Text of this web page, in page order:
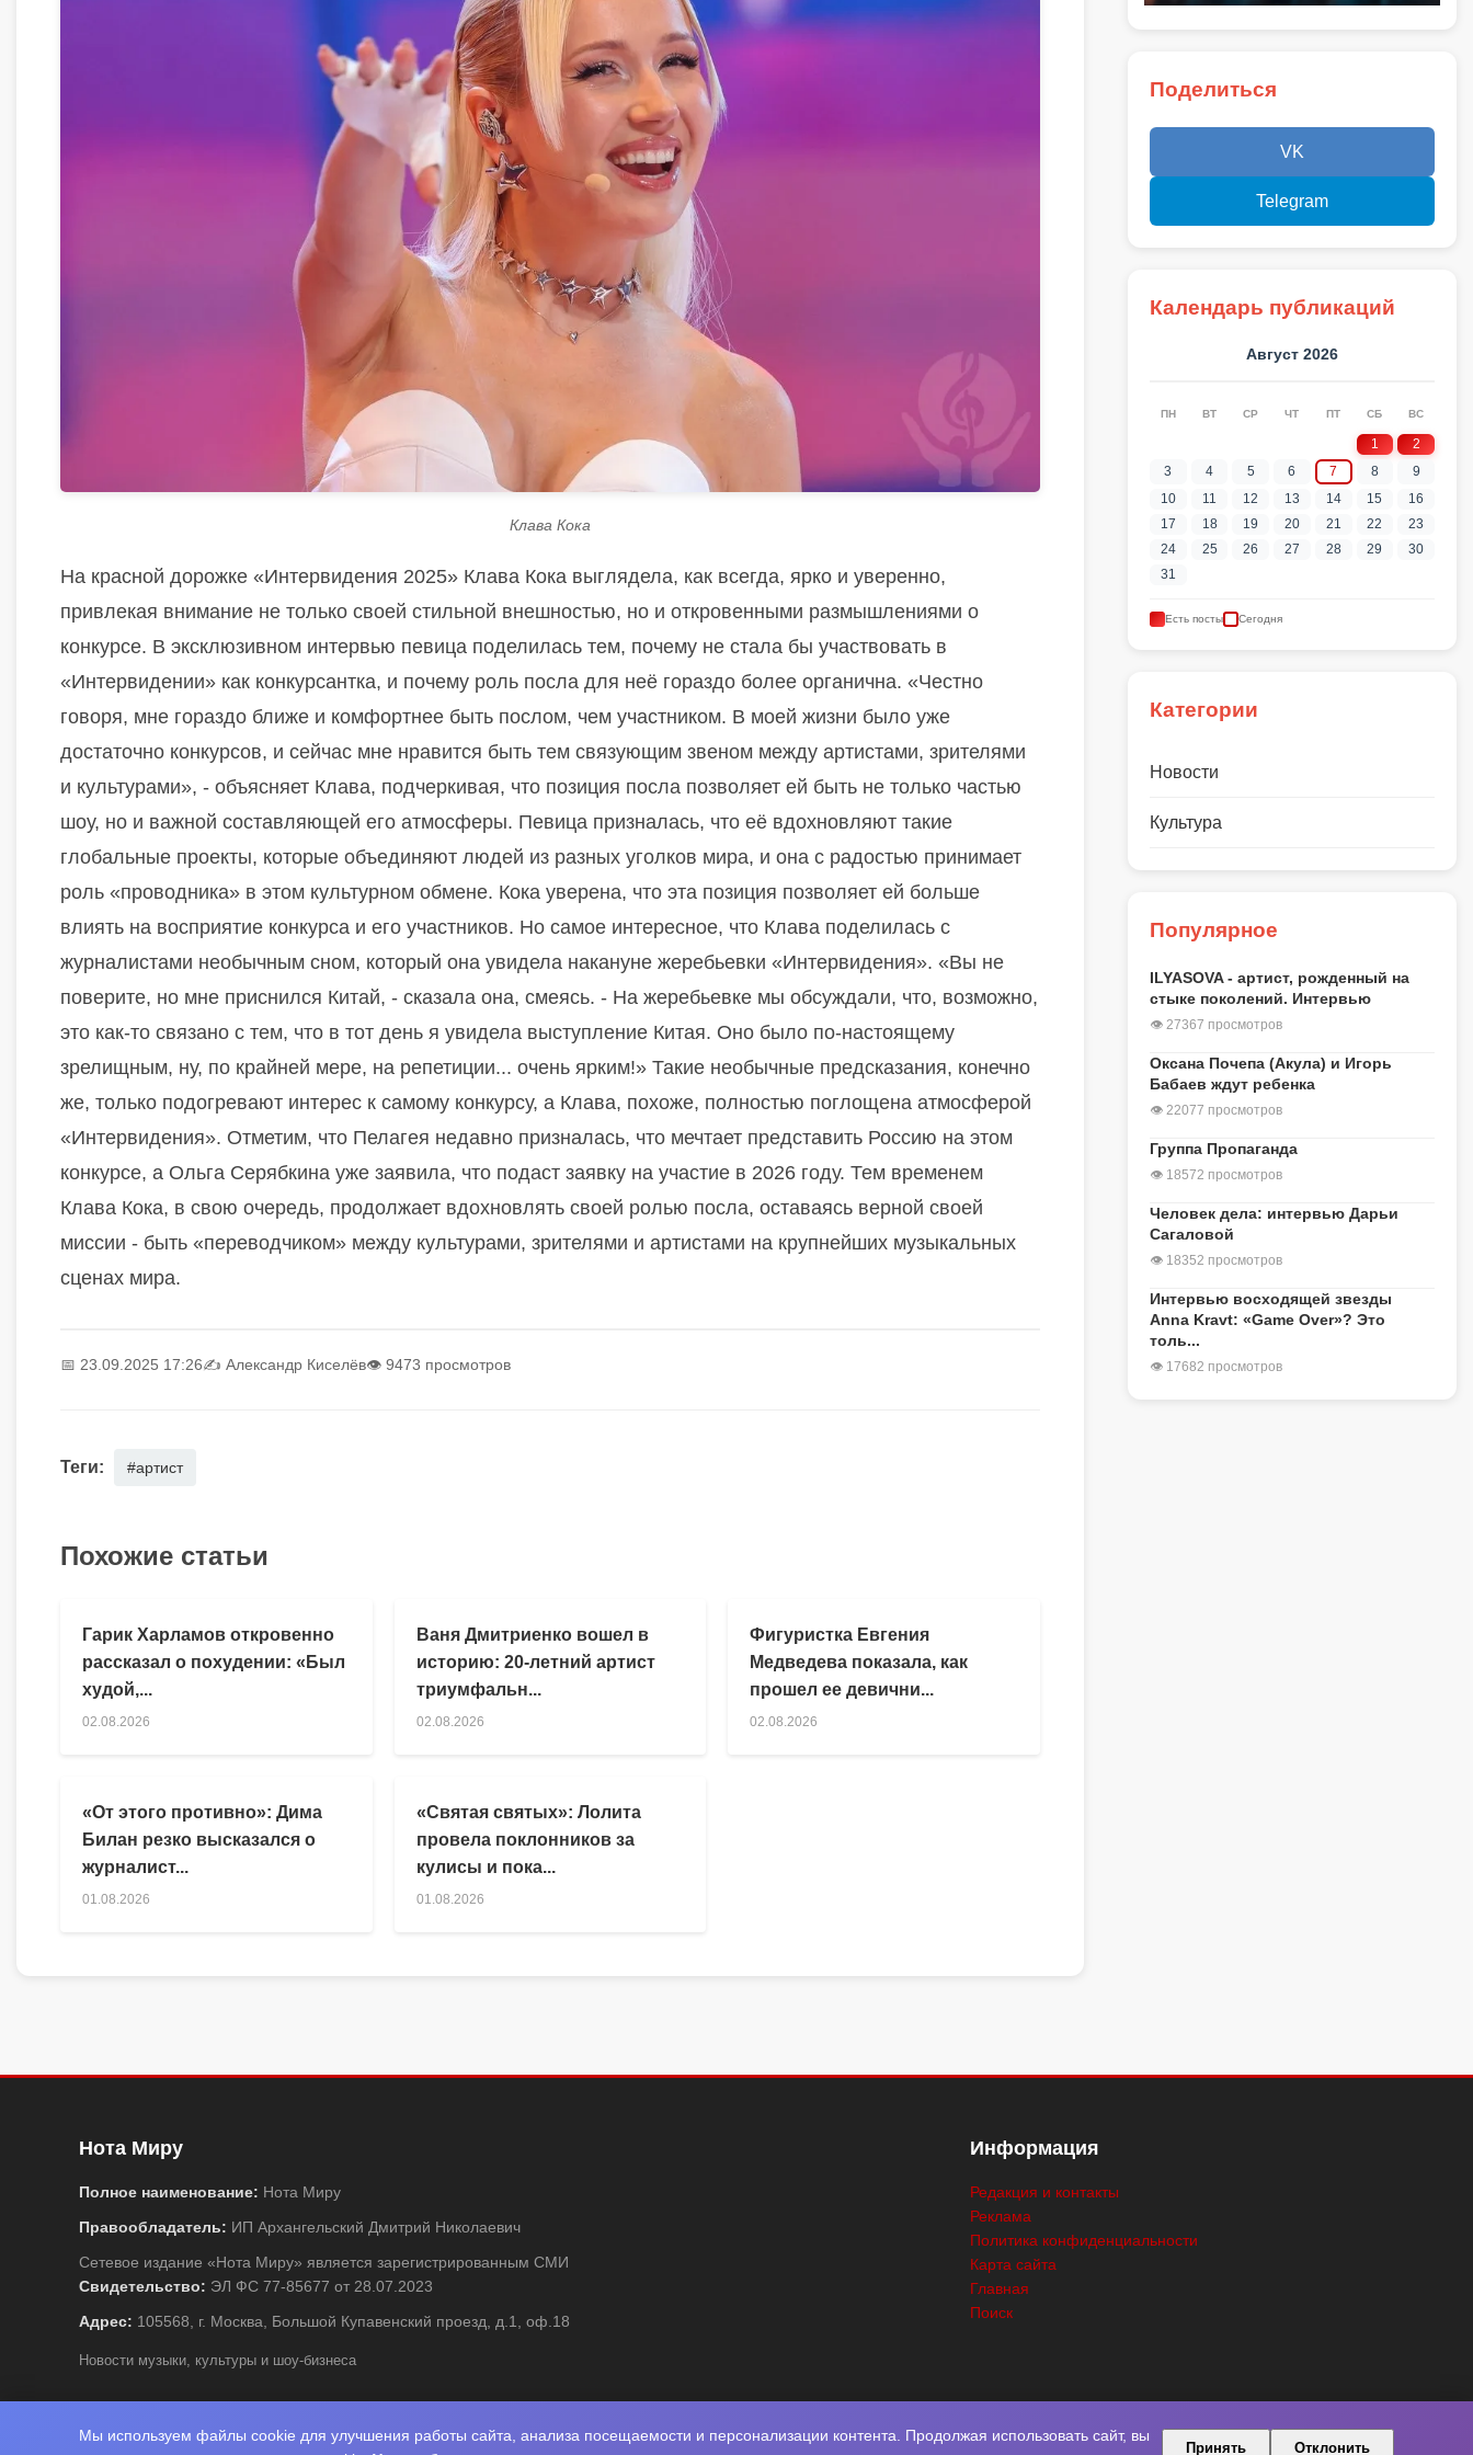
Клава Кока
На красной дорожке «Интервидения 2025» Клава Кока выглядела, как всегда, ярко и уверенно,
привлекая внимание не только своей стильной внешностью, но и откровенными размышлениями о
конкурсе. В эксклюзивном интервью певица поделилась тем, почему не стала бы участвовать в
«Интервидении» как конкурсантка, и почему роль посла для неё гораздо более органична. «Честно
говоря, мне гораздо ближе и комфортнее быть послом, чем участником. В моей жизни было уже
достаточно конкурсов, и сейчас мне нравится быть тем связующим звеном между артистами, зрителями
и культурами», - объясняет Клава, подчеркивая, что позиция посла позволяет ей быть не только частью
шоу, но и важной составляющей его атмосферы. Певица призналась, что её вдохновляют такие
глобальные проекты, которые объединяют людей из разных уголков мира, и она с радостью принимает
роль «проводника» в этом культурном обмене. Кока уверена, что эта позиция позволяет ей больше
влиять на восприятие конкурса и его участников. Но самое интересное, что Клава поделилась с
журналистами необычным сном, который она увидела накануне жеребьевки «Интервидения». «Вы не
поверите, но мне приснился Китай, - сказала она, смеясь. - На жеребьевке мы обсуждали, что, возможно,
это как-то связано с тем, что в тот день я увидела выступление Китая. Оно было по-настоящему
зрелищным, ну, по крайней мере, на репетиции... очень ярким!» Такие необычные предсказания, конечно
же, только подогревают интерес к самому конкурсу, а Клава, похоже, полностью поглощена атмосферой
«Интервидения». Отметим, что Пелагея недавно призналась, что мечтает представить Россию на этом
конкурсе, а Ольга Серябкина уже заявила, что подаст заявку на участие в 2026 году. Тем временем
Клава Кока, в свою очередь, продолжает вдохновлять своей ролью посла, оставаясь верной своей
миссии - быть «переводчиком» между культурами, зрителями и артистами на крупнейших музыкальных
сценах мира.
📅 23.09.2025 17:26✍️ Александр Киселёв👁 9473 просмотров
Теги: #артист
Похожие статьи
Гарик Харламов откровенно
рассказал о похудении: «Был
худой,...
02.08.2026
Ваня Дмитриенко вошел в
историю: 20-летний артист
триумфальн...
02.08.2026
Фигуристка Евгения
Медведева показала, как
прошел ее девични...
02.08.2026
«От этого противно»: Дима
Билан резко высказался о
журналист...
01.08.2026
«Святая святых»: Лолита
провела поклонников за
кулисы и пока...
01.08.2026
Поделиться
VK
Telegram
Календарь публикаций
Август 2026
ПН ВТ СР ЧТ ПТ СБ ВС
1
2
3
4 5 6 7 8
9
10
11 12 13 14 15
16
17
18 19 20 21 22
23
24
25 26 27 28 29
30
31
Есть посты Сегодня
Категории
Новости
Культура
Популярное
ILYASOVA - артист, рожденный на
стыке поколений. Интервью
👁 27367 просмотров
Оксана Почепа (Акула) и Игорь
Бабаев ждут ребенка
👁 22077 просмотров
Группа Пропаганда
👁 18572 просмотров
Человек дела: интервью Дарьи
Сагаловой
👁 18352 просмотров
Интервью восходящей звезды
Anna Kravt: «Game Over»? Это
толь...
👁 17682 просмотров
Нота Миру
Полное наименование: Нота Миру
Правообладатель: ИП Архангельский Дмитрий Николаевич
Сетевое издание «Нота Миру» является зарегистрированным СМИ
Свидетельство: ЭЛ ФС 77-85677 от 28.07.2023
Адрес: 105568, г. Москва, Большой Купавенский проезд, д.1, оф.18
Новости музыки, культуры и шоу-бизнеса
Информация
Редакция и контакты
Реклама
Политика конфиденциальности
Карта сайта
Главная
Поиск
. Разработка Фабрика Медиа Мьюзик . Все права защищены.
Мы используем файлы cookie для улучшения работы сайта, анализа посещаемости и персонализации контента. Продолжая использовать сайт, вы
Принять Отклонить